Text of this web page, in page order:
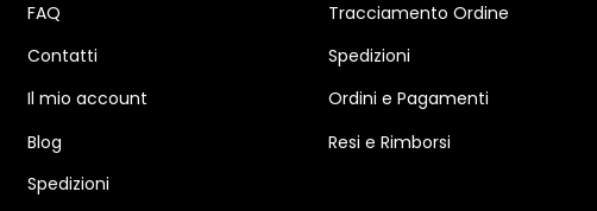
FAQ
Contatti
Il mio account
Blog
Spedizioni
Tracciamento Ordine
Spedizioni
Ordini e Pagamenti
Resi e Rimborsi